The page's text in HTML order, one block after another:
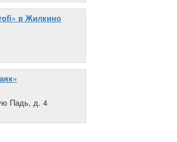
в Жилкино
Падь, д. 4